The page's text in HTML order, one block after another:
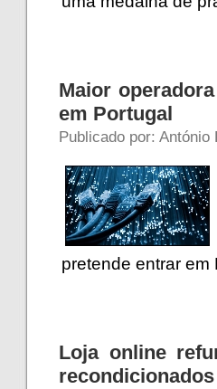
Maior
em Portugal
Publicado por:
pretende entrar em
Loja online